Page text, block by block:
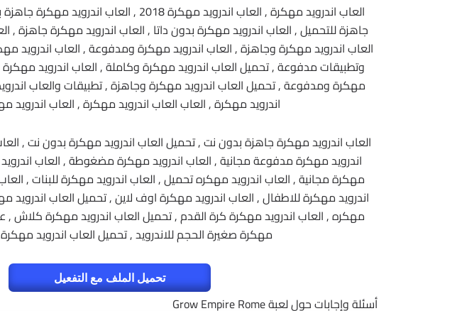
العاب اندرويد مهكرة , العاب اندرويد مهكرة 2018 ,
جاهزة للتحميل , العاب اندرويد مهكرة بدون داتا , العاب اندرويد مهكرة جاهزة ,
العاب اندرويد مهكرة وجاهزة , العاب اندرويد مهكرة ومدفوعة , العاب اندرويد
وتطبيقات مدفوعة , تحميل العاب اندرويد مهكرة وكاملة , العاب اندرويد مهكرة
مهكرة ومدفوعة , تحميل العاب اندرويد مهكرة وجاهزة , تطبيقات والعاب
اندرويد مهكرة , العاب العاب اندرويد مهكرة , العاب اندرويد
العاب اندرويد مهكرة جاهزة بدون نت , تحميل العاب اندرويد مهكرة بدون نت ,
اندرويد مهكرة مدفوعة مجانية , العاب اندرويد مهكرة مضغوطة , العاب اندرويد
مهكرة مجانية , العاب اندرويد مهكره تحميل , العاب اندرويد مهكرة للبنات ,
اندرويد مهكرة للاطفال , العاب اندرويد مهكرة اوف لاين , تحميل العاب اندرويد
مهكره , العاب اندرويد مهكرة كرة القدم , تحميل العاب اندرويد مهكرة كلاش ,
مهكرة صغيرة الحجم للاندرويد , تحميل العاب اندرويد
تحميل الملف مع التفعيل
أسئلة وإجابات حول لعبة Grow Empire Rome